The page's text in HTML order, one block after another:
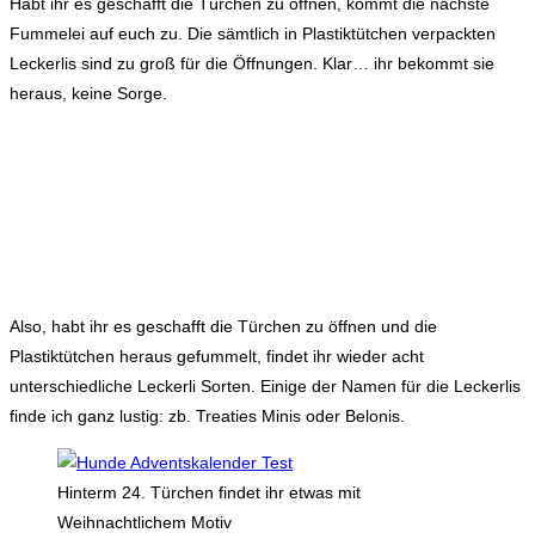
Fummelei auf euch zu. Die sämtlich in Plastiktütchen verpackten
Leckerlis sind zu groß für die Öffnungen. Klar… ihr bekommt sie
heraus, keine Sorge.
Also, habt ihr es geschafft die Türchen zu öffnen und die
Plastiktütchen heraus gefummelt, findet ihr wieder acht
unterschiedliche Leckerli Sorten. Einige der Namen für die Leckerlis
finde ich ganz lustig: zb. Treaties Minis oder Belonis.
Hinterm 24. Türchen findet ihr etwas mit
Weihnachtlichem Motiv